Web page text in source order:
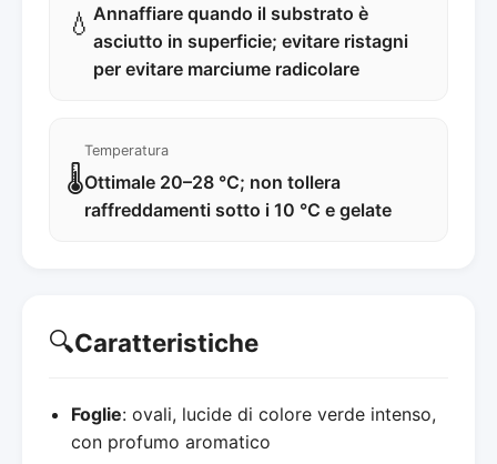
💧 Annaffiare quando il substrato è
asciutto in superficie; evitare ristagni
per evitare marciume radicolare
🌡️
Temperatura
Ottimale 20–28 °C; non tollera
raffreddamenti sotto i 10 °C e gelate
🔍Caratteristiche
Foglie: ovali, lucide di colore verde intenso,
con profumo aromatico